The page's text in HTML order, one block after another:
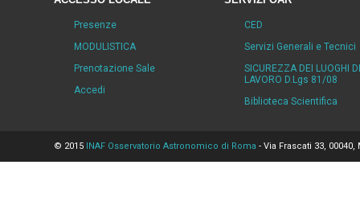
Presenze
MODULISTICA
Prenotazione Sale
Accedi
CED
Servizi Generali e Tecnici
SICUREZZA DEI LUOGHI DI
LAVORO D.Lgs 81/08
Biblioteca Scientifica
© 2015 INAF Osservatorio Astronomico di Roma - Via Frascati 33,